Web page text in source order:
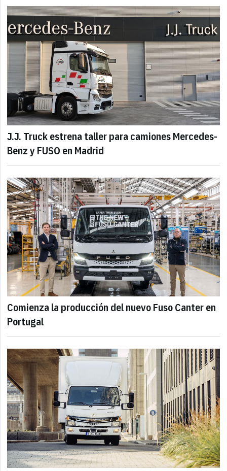
J.J. Truck estrena taller para camiones Mercedes-
Benz y FUSO en Madrid
Comienza la producción del nuevo Fuso Canter en
Portugal